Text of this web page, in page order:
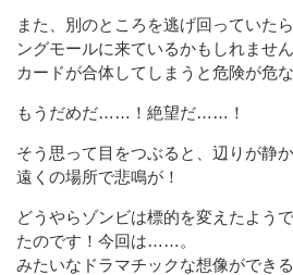
また、別のところを逃げ回っていた
ングモールに来ているかもしれません
カードが合体してしまうと危険が危な
もうだめだ……！絶望だ……！
そう思って目をつぶると、辺りが静
遠くの場所で悲鳴が！
どうやらゾンビは標的を変えたよう
たのです！今回は……。
みたいなドラマチックな想像ができる